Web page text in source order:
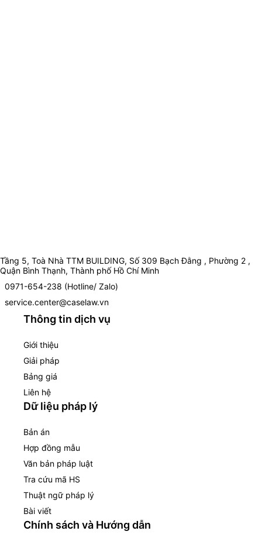
Tầng 5, Toà Nhà TTM BUILDING, Số 309 Bạch Đằng , Phường 2 ,
Quận Bình Thạnh, Thành phố Hồ Chí Minh
0971-654-238 (Hotline/ Zalo)
service.center@caselaw.vn
Thông tin dịch vụ
Giới thiệu
Giải pháp
Bảng giá
Liên hệ
Dữ liệu pháp lý
Bản án
Hợp đồng mẫu
Văn bản pháp luật
Tra cứu mã HS
Thuật ngữ pháp lý
Bài viết
Chính sách và Hướng dẫn